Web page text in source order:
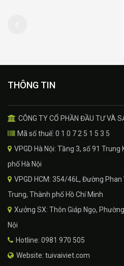
THÔNG TIN
CÔNG TY CỔ PHẦN ĐẦU TƯ VÀ
Mã số thuế: 0 1 0 7 2 5 1 5 3 5
VPGD Hà Nội: Tầng 3, số 91
phố Hà Nội
VPGD HCM: 354/46L, Đường
Trung, Thành phố Hồ Chí Minh
Xưởng SX: Thôn Giáp Ngọ,
Nội
Hotline: 0981 970 505
Website: tuivaiviet.com